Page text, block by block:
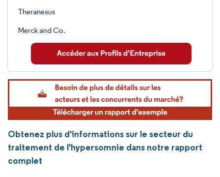
Theranexus
Merck and Co.
Obtenez plus d'informations sur le secteur du
traitement de l'hypersomnie dans notre rapport
complet